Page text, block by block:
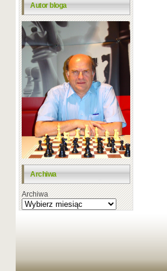
Autor bloga
Archiwa
Archiwa